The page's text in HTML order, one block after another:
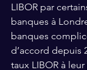
LIBOR par
banques à
banques
d’accord depuis
taux LIBOR à